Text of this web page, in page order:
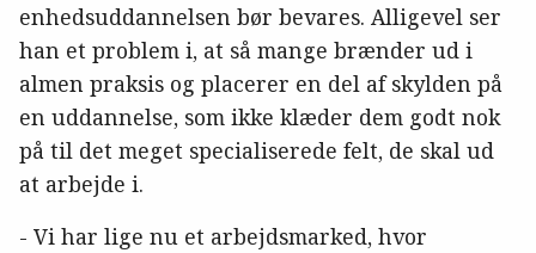
enhedsuddannelsen bør bevares. Alligevel ser
han et problem i, at så mange brænder ud i
almen praksis og placerer en del af skylden på
en uddannelse, som ikke klæder dem godt nok
på til det meget specialiserede felt, de skal ud
at arbejde i.
- Vi har lige nu et arbejdsmarked, hvor